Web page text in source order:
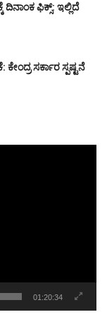
ಫಿಕ್ಸ್‌: ಇಲ್ಲಿದೆ
ಸರ್ಕಾರ ಸ್ಪಷ್ಟನೆ
01:20:34